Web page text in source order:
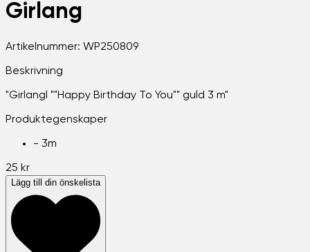
Girlang
Artikelnummer: WP250809
Beskrivning
"Girlangl ""Happy Birthday To You"" guld 3 m"
Produktegenskaper
- 3m
25 kr
Lägg till din önskelista